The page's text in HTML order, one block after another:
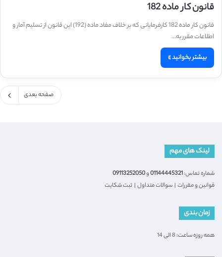
قانون کار ماده 182
قانون کار ماده 182 کارفرمایانی که بر خلاف مفاد ماده (192) این قانون از تسلیم آمار و
اطلاعات مقرر به…
بیشتر بخوانید »
صفحه بعدی
لینک های مهم
شماره تماس:01144445321و09113252050
قوانین و مقررات | سوالات متداول | ثبت شکایت
زمان بندی
همه روزه ساعت: 8 الی 14